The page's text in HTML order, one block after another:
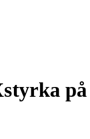
på